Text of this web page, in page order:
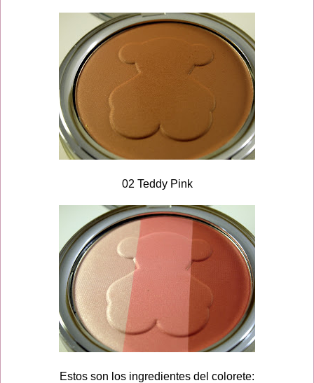
02 Teddy Pink
Estos son los ingredientes del colorete: